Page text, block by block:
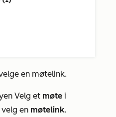
en møtelink.
Velg et møte i
en møtelink.